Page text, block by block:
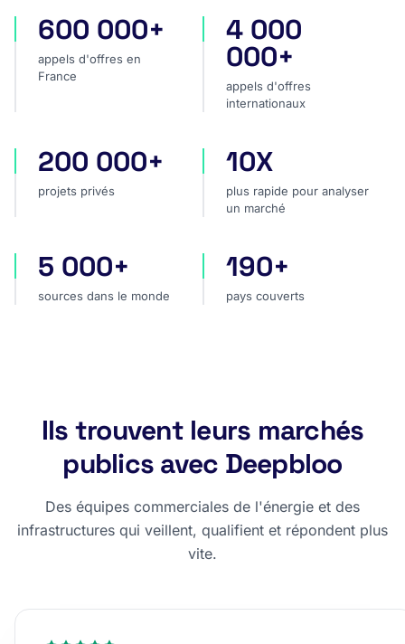
appels d'offres en France
600 000+
appels d'offres en
France
appels d'offres
4 000
000+
appels d'offres
internationaux
projets privés
200 000+
projets privés
plus rapide pour analyser
10X
plus rapide pour analyser
un marché
sources dans le monde
5 000+
sources dans le monde
pays couverts
190+
pays couverts
Ils trouvent leurs marchés
publics avec Deepbloo
Des équipes commerciales de l'énergie et des
infrastructures qui veillent, qualifient et répondent plus
vite.